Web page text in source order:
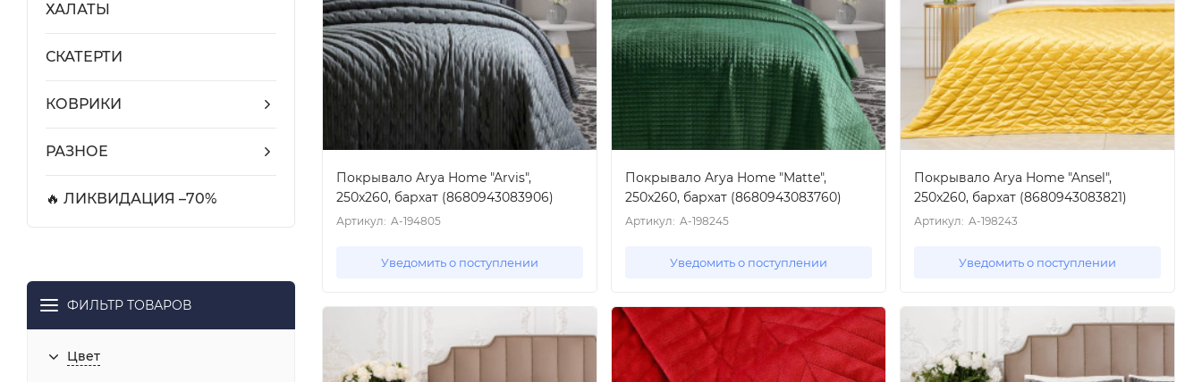
ХАЛАТЫ
СКАТЕРТИ
КОВРИКИ
РАЗНОЕ
🔥 ЛИКВИДАЦИЯ –70%
ФИЛЬТР ТОВАРОВ
Цвет
Покрывало Arya Home "Arvis",
250x260, бархат (8680943083906)
Артикул: A-194805
Уведомить о поступлении
Покрывало Arya Home "Matte",
250x260, бархат (8680943083760)
Артикул: A-198245
Уведомить о поступлении
Покрывало Arya Home "Ansel",
250x260, бархат (8680943083821)
Артикул: A-198243
Уведомить о поступлении